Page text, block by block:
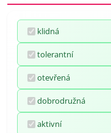
klidná
tolerantní
otevřená
dobrodružná
aktivní